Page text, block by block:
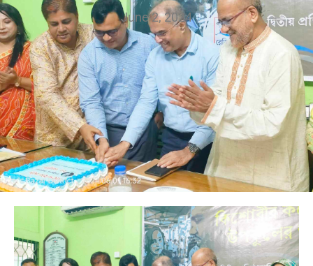
June 2, 2024